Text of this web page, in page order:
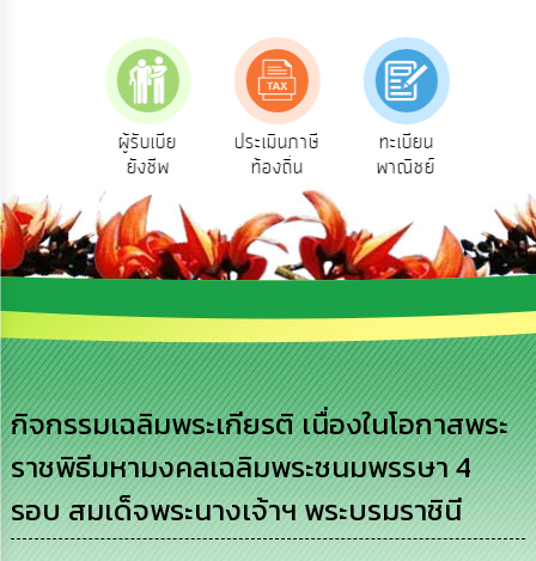
ทรัพยากร
การ
บริหาร
งาน
ส่ง
เสริม
ความ
โปร่งใส
การ
จัด
ซื้อ
จัด
จ้าง
ใจ
ผู้รับเบีย
ยังชีพ
ประเมินภาษี
ท้องถิ่น
ทะเบียน
พาณิชย์
กิจกรรมเฉลิมพระเกียรติ เนื่องในโอกาสพระ
ราชพิธีมหามงคลเฉลิมพระชนมพรรษา 4
รอบ สมเด็จพระนางเจ้าฯ พระบรมราชินี